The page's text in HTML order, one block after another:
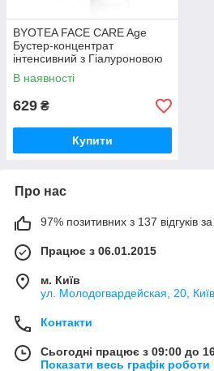
BYOTEA FACE CARE Age
Бустер-концентрат
інтенсивний з Гіалуроновою
кислотою, 30 мл (Оригінал)
В наявності
629 ₴
Купити
Про нас
97% позитивних з 137 відгуків за
Працює з 06.01.2015
м. Київ
ул. Молодогвардейская, 20,
Контакти
Сьогодні працює з 09:00 до
Показати весь графік роботи